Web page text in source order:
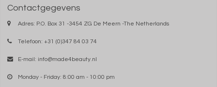
Contactgegevens
Adres: P.O. Box 31 -3454 ZG De Meern -The Netherlands
Telefoon: +31 (0)347 84 03 74
E-mail: info@made4beauty.nl
Monday - Friday: 8:00 am - 10:00 pm